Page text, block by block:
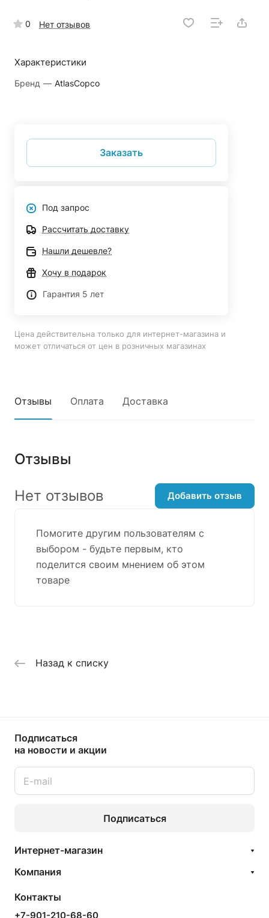
0 Нет отзывов
Характеристики
Бренд — AtlasCopco
Заказать
Под запрос
Рассчитать доставку
Нашли дешевле?
Хочу в подарок
Гарантия 5 лет
Цена действительна только для интернет-магазина и
может отличаться от цен в розничных магазинах
Отзывы Оплата Доставка
Отзывы
Помогите другим пользователям с
выбором - будьте первым, кто
поделится своим мнением об этом
товаре
Нет отзывов Добавить отзыв
Назад к списку
Подписаться
на новости и акции
Подписаться
Интернет-магазин
Компания
Контакты
+7-901-210-68-60